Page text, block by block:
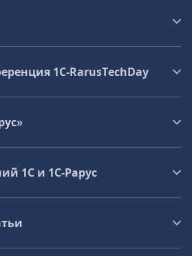
1C‑RarusTechDay
1С и 1С‑Рарус